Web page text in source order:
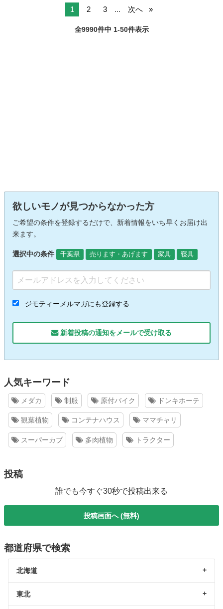
1 2 3 ... 次へ
全9990件中 1-50件表示
欲しいモノが見つからなかった方
ご希望の条件を登録するだけで、新着情報をいち早くお届け出
来ます。
選択中の条件 千葉県 売ります・あげます 家具 寝具
ジモティーメルマガにも登録する
新着投稿の通知をメールで受け取る
人気キーワード
メダカ 制服 原付バイク ドンキホーテ
観葉植物 コンテナハウス ママチャリ
スーパーカブ 多肉植物 トラクター
投稿
誰でも今すぐ30秒で投稿出来る
投稿画面へ (無料)
都道府県で検索
北海道
東北